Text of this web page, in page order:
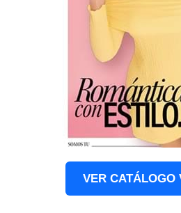
VER CATÁLOGO